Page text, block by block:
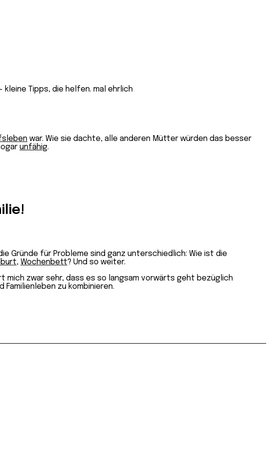
war. Wie sie dachte, alle anderen Mütter würden das besser
unfähig.
Gründe für Probleme sind ganz unterschiedlich: Wie ist die
, Wochenbett? Und so weiter.
mich zwar sehr, dass es so langsam vorwärts geht bezüglich
Familienleben zu kombinieren.